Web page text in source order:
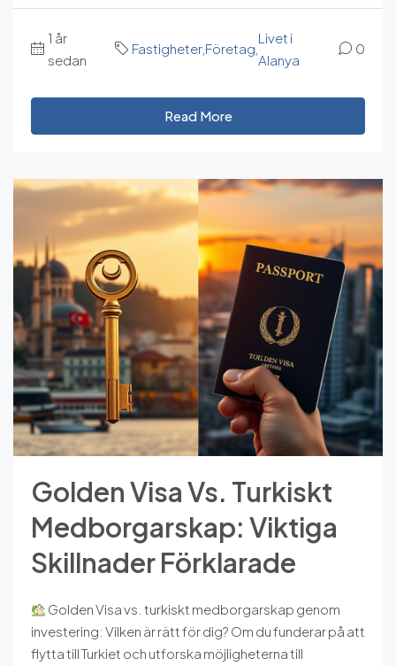
1 år
sedan
Fastigheter, Företag
Livet i
Alanya
0
Read More
Golden Visa Vs. Turkiskt
Medborgarskap: Viktiga
Skillnader Förklarade
Golden Visa vs. turkiskt medborgarskap genom
investering: Vilken är rätt för dig? Om du funderar på att
flytta till Turkiet och utforska möjligheterna till